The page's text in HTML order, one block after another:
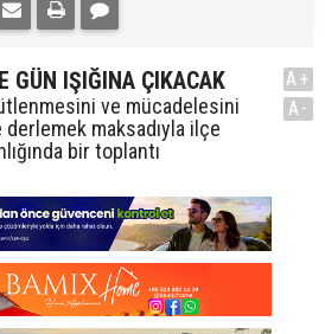
GÜN IŞIĞINA ÇIKACAK
ve mücadelesini
derlemek maksadıyla ilçe
bir toplantı
A+
A-